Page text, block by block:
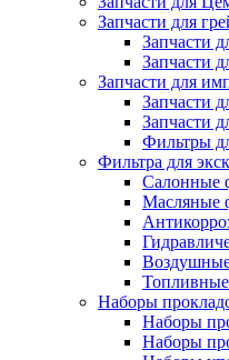
Запчасти для
Запчасти
Запчасти
Запчасти для
Запчасти
Запчасти
Фильтры
Фильтра для
Салонные
Масляные
Наборы
Наборы
Наборы